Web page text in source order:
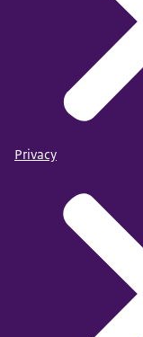
Privacy